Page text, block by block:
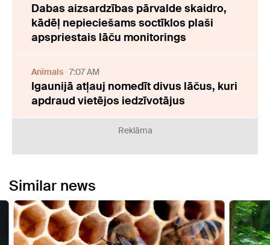
Dabas aizsardzības pārvalde skaidro,
kādēļ nepieciešams soctīklos plaši
apspriestais lāču monitorings
Animals 7:07 AM
Igaunijā atļauj nomedīt divus lāčus, kuri
apdraud vietējos iedzīvotājus
Reklāma
Similar news